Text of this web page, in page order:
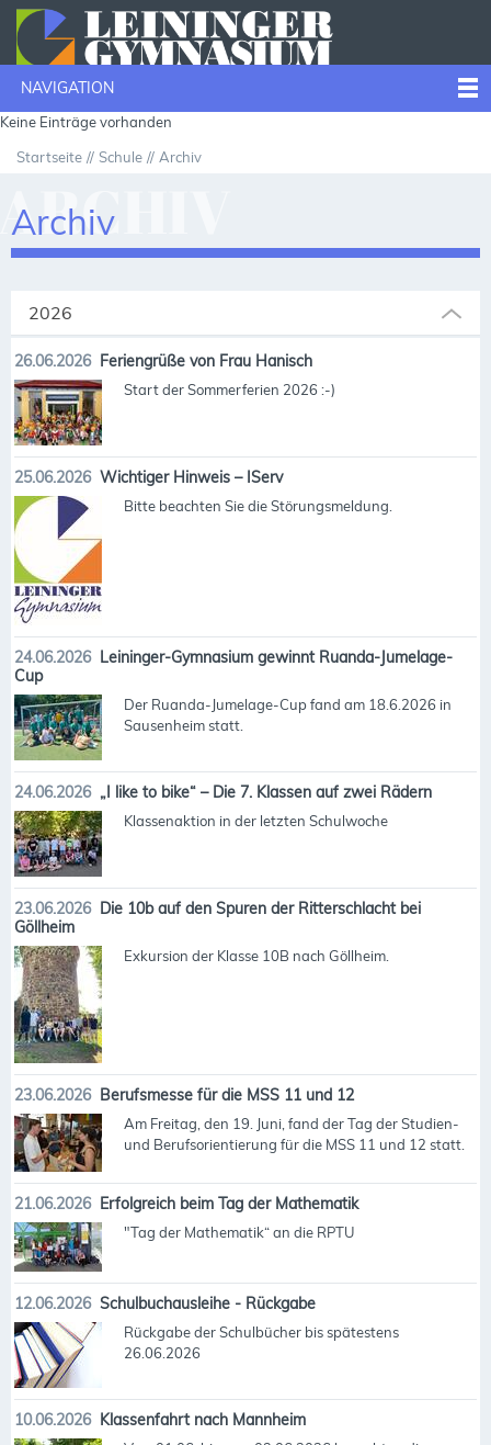
NAVIGATION
Keine Einträge vorhanden
Startseite Schule Archiv
Archiv
2026
26.06.2026 Feriengrüße von Frau Hanisch
Start der Sommerferien 2026 :-)
25.06.2026 Wichtiger Hinweis – IServ
Bitte beachten Sie die Störungsmeldung.
24.06.2026 Leininger-Gymnasium gewinnt Ruanda-Jumelage-
Cup
Der Ruanda-Jumelage-Cup fand am 18.6.2026 in
Sausenheim statt.
24.06.2026 „I like to bike“ – Die 7. Klassen auf zwei Rädern
Klassenaktion in der letzten Schulwoche
23.06.2026 Die 10b auf den Spuren der Ritterschlacht bei
Göllheim
Exkursion der Klasse 10B nach Göllheim.
23.06.2026 Berufsmesse für die MSS 11 und 12
Am Freitag, den 19. Juni, fand der Tag der Studien-
und Berufsorientierung für die MSS 11 und 12 statt.
21.06.2026 Erfolgreich beim Tag der Mathematik
"Tag der Mathematik“ an die RPTU
12.06.2026 Schulbuchausleihe - Rückgabe
Rückgabe der Schulbücher bis spätestens
26.06.2026
10.06.2026 Klassenfahrt nach Mannheim